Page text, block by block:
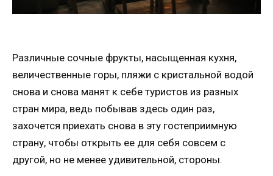
Различные сочные фрукты, насыщенная кухня,
величественные горы, пляжи с кристальной водой
снова и снова манят к себе туристов из разных
стран мира, ведь побывав здесь один раз,
захочется приехать снова в эту гостеприимную
страну, чтобы открыть ее для себя совсем с
другой, но не менее удивительной, стороны.